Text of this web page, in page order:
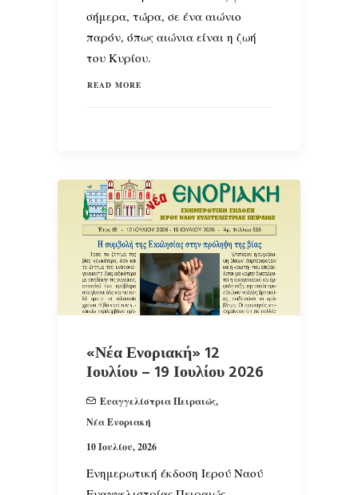
σήμερα, τώρα, σε ένα αιώνιο
παρόν, όπως αιώνια είναι η ζωή
του Κυρίου.
READ MORE
«Νέα Ενοριακή» 12
Ιουλίου – 19 Ιουλίου 2026
Ευαγγελίστρια Πειραιώς,
Νέα Ενοριακή
10 Ιουλίου, 2026
Ενημερωτική έκδοση Ιερού Ναού